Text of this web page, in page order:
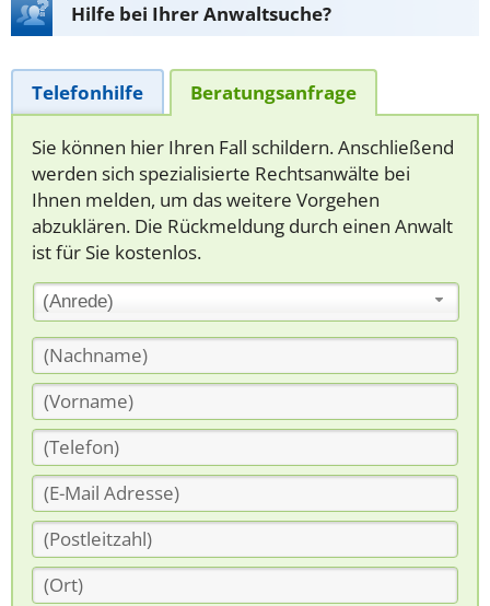
Hilfe bei Ihrer Anwaltsuche?
Telefonhilfe Beratungsanfrage
Sie können hier Ihren Fall schildern. Anschließend
werden sich spezialisierte Rechtsanwälte bei
Ihnen melden, um das weitere Vorgehen
abzuklären. Die Rückmeldung durch einen Anwalt
ist für Sie kostenlos.
(Anrede)